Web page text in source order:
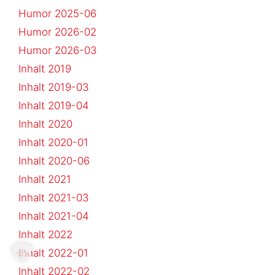
Humor 2025-06
Humor 2026-02
Humor 2026-03
Inhalt 2019
Inhalt 2019-03
Inhalt 2019-04
Inhalt 2020
Inhalt 2020-01
Inhalt 2020-06
Inhalt 2021
Inhalt 2021-03
Inhalt 2021-04
Inhalt 2022
Inhalt 2022-01
Inhalt 2022-02